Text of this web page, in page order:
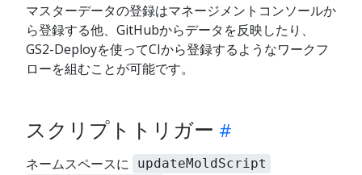
マスターデータの登録はマネージメントコンソールか
ら登録する他、GitHubからデータを反映したり、
GS2-Deployを使ってCIから登録するようなワークフ
ローを組むことが可能です。
スクリプトトリガー
ネームスペースに
updateMoldScript